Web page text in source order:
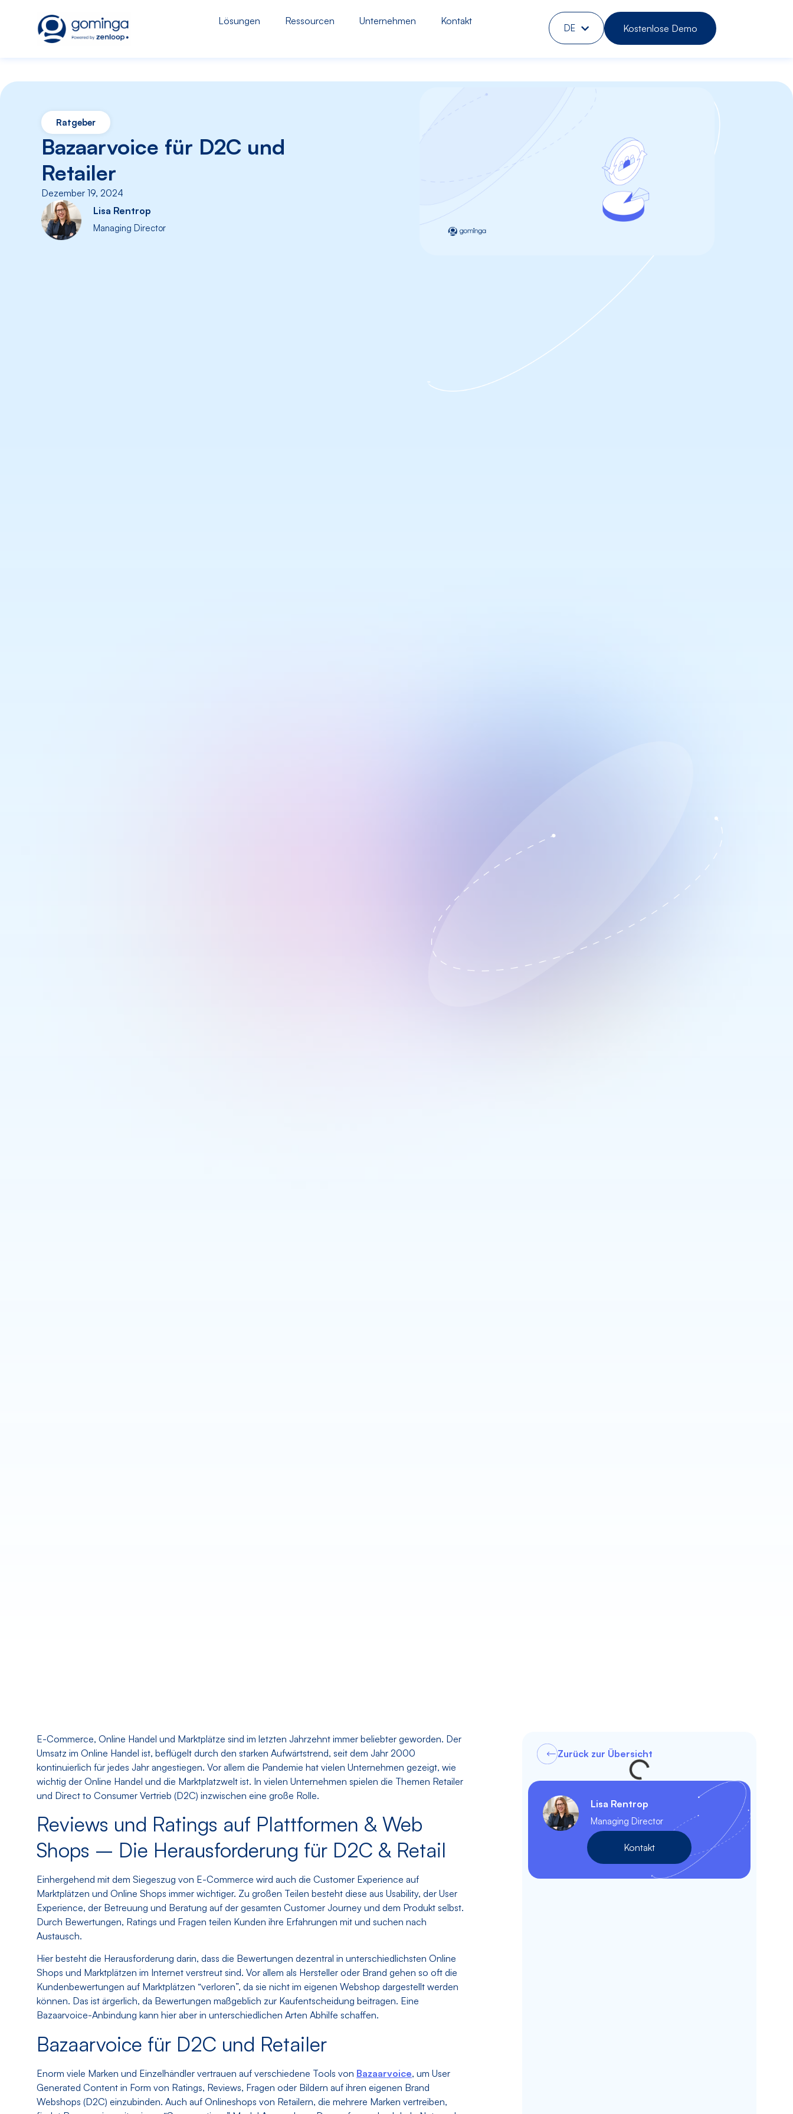
Lösungen Ressourcen Unternehmen Kontakt
DEEN Kostenlose Demo
Ratgeber
Bazaarvoice für D2C und
Retailer
Dezember 19, 2024
Lisa Rentrop
Managing Director
E-Commerce, Online Handel und Marktplätze sind im letzten Jahrzehnt immer beliebter geworden. Der
Umsatz im Online Handel ist, beflügelt durch den starken Aufwärtstrend, seit dem Jahr 2000
kontinuierlich für jedes Jahr angestiegen. Vor allem die Pandemie hat vielen Unternehmen gezeigt, wie
wichtig der Online Handel und die Marktplatzwelt ist. In vielen Unternehmen spielen die Themen Retailer
und Direct to Consumer Vertrieb (D2C) inzwischen eine große Rolle.
Reviews und Ratings auf Plattformen & Web
Shops – Die Herausforderung für D2C & Retail
Einhergehend mit dem Siegeszug von E-Commerce wird auch die Customer Experience auf
Marktplätzen und Online Shops immer wichtiger. Zu großen Teilen besteht diese aus Usability, der User
Experience, der Betreuung und Beratung auf der gesamten Customer Journey und dem Produkt selbst.
Durch Bewertungen, Ratings und Fragen teilen Kunden ihre Erfahrungen mit und suchen nach
Austausch.
Hier besteht die Herausforderung darin, dass die Bewertungen dezentral in unterschiedlichsten Online
Shops und Marktplätzen im Internet verstreut sind. Vor allem als Hersteller oder Brand gehen so oft die
Kundenbewertungen auf Marktplätzen “verloren”, da sie nicht im eigenen Webshop dargestellt werden
können. Das ist ärgerlich, da Bewertungen maßgeblich zur Kaufentscheidung beitragen. Eine
Bazaarvoice-Anbindung kann hier aber in unterschiedlichen Arten Abhilfe schaffen.
Bazaarvoice für D2C und Retailer
Enorm viele Marken und Einzelhändler vertrauen auf verschiedene Tools von Bazaarvoice, um User
Generated Content in Form von Ratings, Reviews, Fragen oder Bildern auf ihren eigenen Brand
Webshops (D2C) einzubinden. Auch auf Onlineshops von Retailern, die mehrere Marken vertreiben,
Zurück zur Übersicht
Lisa Rentrop
Managing Director
Kontakt